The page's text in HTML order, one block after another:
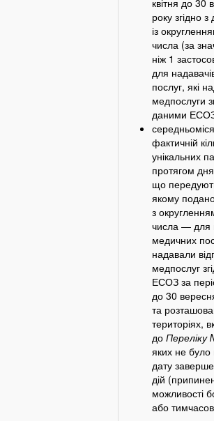
квітня до 30
року згідно
із
числа (за
ніж 1
для
послуг, які
медпослуги
даними
фактичній
унікальних
протягом
що
якому
з
числа — для
медичних
надавали
медпослуг
ЕСОЗ за
до 30
та
територіях,
до Переліку
яких не було
дату
дій
можливості
або